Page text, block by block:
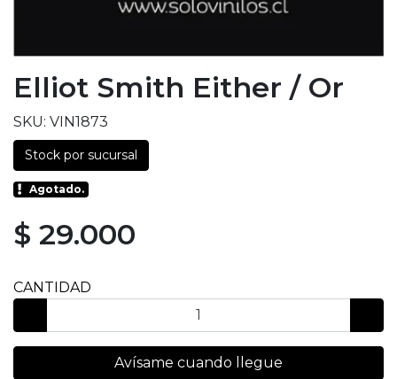
Elliot Smith Either / Or
SKU: VIN1873
Stock por sucursal
Agotado.
$ 29.000
CANTIDAD
Avísame cuando llegue